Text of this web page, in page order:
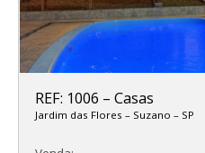
REF: 1006 – Casas
Jardim das Flores – Suzano – SP